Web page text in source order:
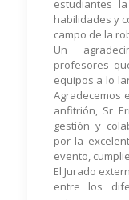
estudiantes
habilidades y
campo de la
Un
profesores
equipos a lo
Agradecemos
anfitrión, Sr
gestión y
por la
evento,
El Jurado
entre los